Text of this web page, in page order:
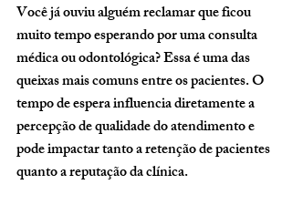
Você já ouviu alguém reclamar que ficou
muito tempo esperando por uma consulta
médica ou odontológica? Essa é uma das
queixas mais comuns entre os pacientes. O
tempo de espera influencia diretamente a
percepção de qualidade do atendimento e
pode impactar tanto a retenção de pacientes
quanto a reputação da clínica.